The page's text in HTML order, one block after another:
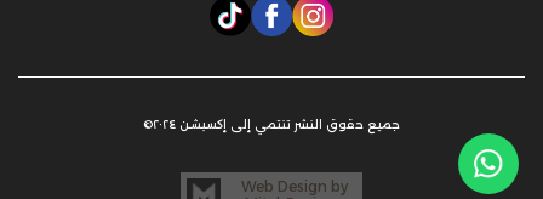
جميع حقوق النشر تنتمي إلى إكسبشن ٢٠٢٤©
Web Design by